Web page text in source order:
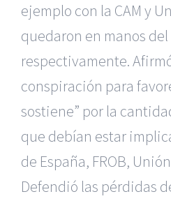
ejemplo con la CAM y
quedaron en manos
respectivamente.
conspiración para
sostiene” por la
que debían estar
de España, FROB,
Defendió las pérdidas